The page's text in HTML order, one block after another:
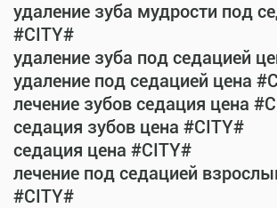
удаление зуба мудрости под
#CITY#
удаление зуба под седацией
удаление под седацией цена
лечение зубов седация цена
седация зубов цена #CITY#
седация цена #CITY#
лечение под седацией
#CITY#